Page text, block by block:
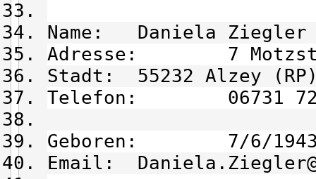
Name: Daniela Ziegler
Adresse: 7
Stadt: 55232 Alzey
Telefon: 06731 72
Geboren: 7/6/
Email: